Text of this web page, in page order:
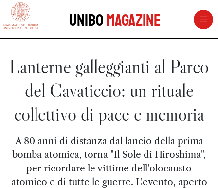
vai al contenuto della pagina
UniboMagazine
Lanterne galleggianti al Parco
del Cavaticcio: un rituale
collettivo di pace e memoria
A 80 anni di distanza dal lancio della prima
bomba atomica, torna "Il Sole di Hiroshima",
per ricordare le vittime dell'olocausto
atomico e di tutte le guerre. L'evento, aperto